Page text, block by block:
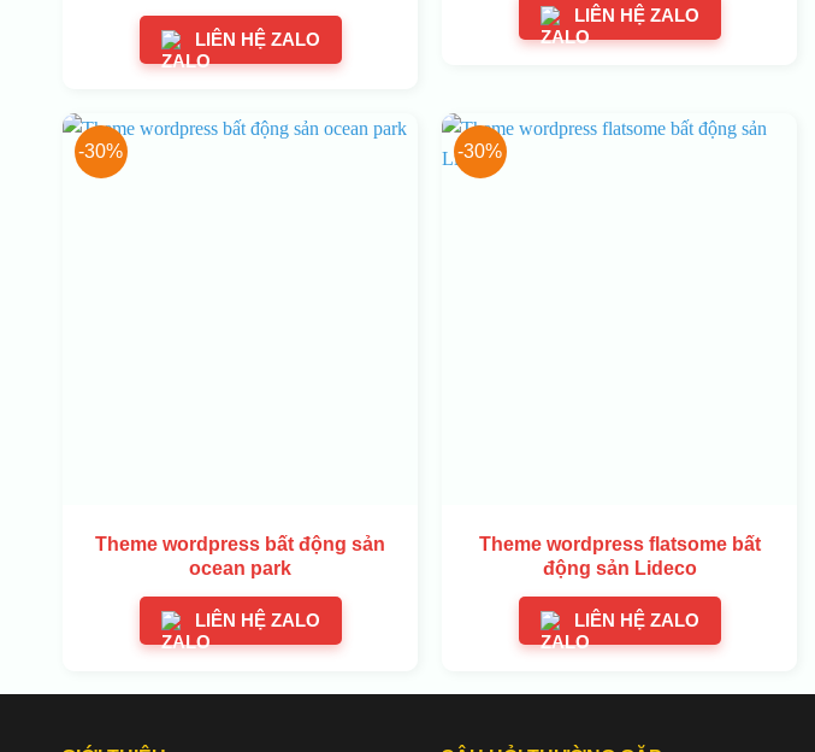
LIÊN HỆ ZALO
LIÊN HỆ ZALO
-30%
Theme wordpress bất động sản
ocean park
LIÊN HỆ ZALO
-30%
Theme wordpress flatsome bất
động sản Lideco
LIÊN HỆ ZALO